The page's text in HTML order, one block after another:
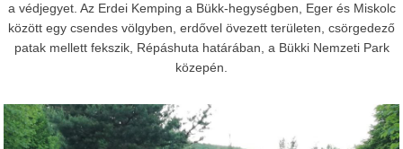
a védjegyet. Az Erdei Kemping a Bükk-hegységben, Eger és Miskolc
között egy csendes völgyben, erdővel övezett területen, csörgedező
patak mellett fekszik, Répáshuta határában, a Bükki Nemzeti Park
közepén.